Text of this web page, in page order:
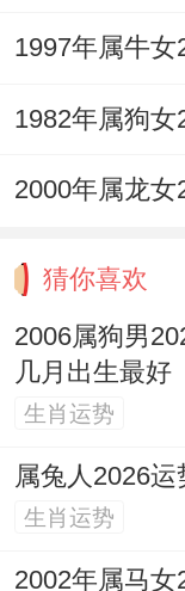
可泄火生金；
旺，需防固
稳定性强，抗
能加重其保守
环境中需警惕
础，专注深耕
2006年属狗
猜你喜欢
2006属狗男
几月出生最好
生肖运势
属兔人2026
生肖运势
2002年属马